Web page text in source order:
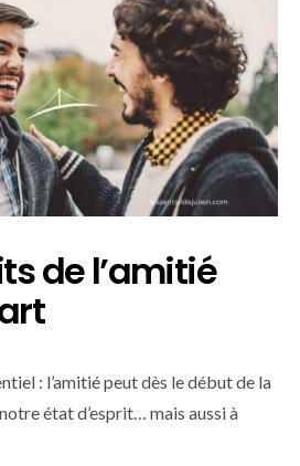
de l’amitié
: l’amitié peut dès le début de la
état d’esprit… mais aussi à